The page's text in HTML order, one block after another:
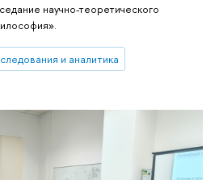
научно-теоретического
и аналитика